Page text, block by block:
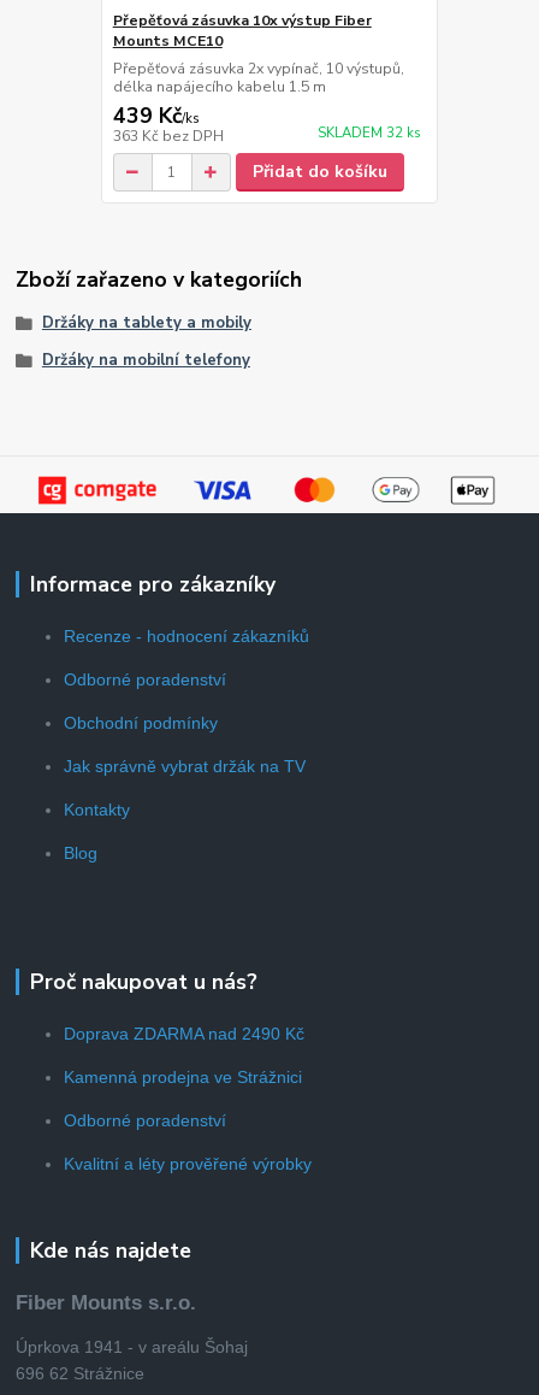
Přepěťová zásuvka 10x výstup Fiber
Mounts MCE10
Přepěťová zásuvka 2x vypínač, 10 výstupů,
délka napájecího kabelu 1.5 m
439 Kč/ks
363 Kč bez DPH SKLADEM 32 ks
Přidat do košíku
Zboží zařazeno v kategoriích
Držáky na tablety a mobily
Držáky na mobilní telefony
Informace pro zákazníky
Recenze - hodnocení zákazníků
Odborné poradenství
Obchodní podmínky
Jak správně vybrat držák na TV
Kontakty
Blog
Proč nakupovat u nás?
Doprava ZDARMA nad 2490 Kč
Kamenná prodejna ve Strážnici
Odborné poradenství
Kvalitní a léty prověřené výrobky
Kde nás najdete
Fiber Mounts s.r.o.
Úprkova 1941 - v areálu Šohaj
696 62 Strážnice